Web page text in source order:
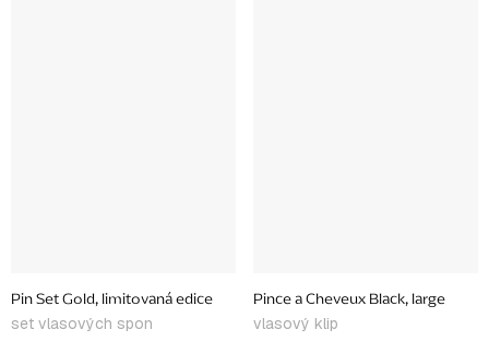
Pin Set Gold, limitovaná edice
set vlasových spon
Pince a Cheveux Black, large
vlasový klip